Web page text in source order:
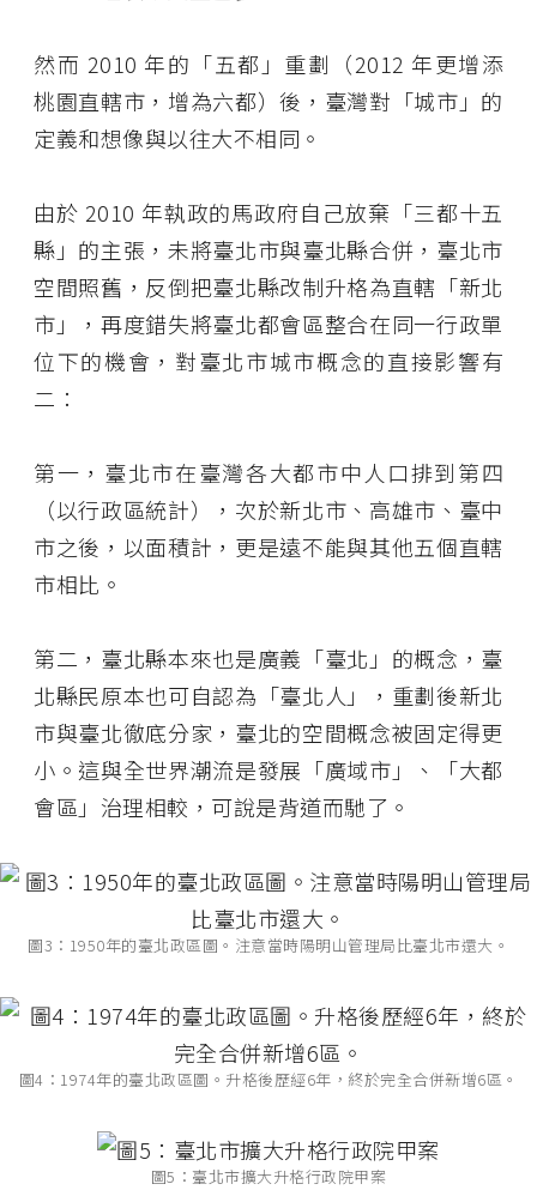
然而 2010 年的「五都」重劃（2012 年更增添
桃園直轄市，增為六都）後，臺灣對「城市」的
定義和想像與以往大不相同。
由於 2010 年執政的馬政府自己放棄「三都十五
縣」的主張，未將臺北市與臺北縣合併，臺北市
空間照舊，反倒把臺北縣改制升格為直轄「新北
市」，再度錯失將臺北都會區整合在同一行政單
位下的機會，對臺北市城市概念的直接影響有
二：
第一，臺北市在臺灣各大都市中人口排到第四
（以行政區統計），次於新北市、高雄市、臺中
市之後，以面積計，更是遠不能與其他五個直轄
市相比。
第二，臺北縣本來也是廣義「臺北」的概念，臺
北縣民原本也可自認為「臺北人」，重劃後新北
市與臺北徹底分家，臺北的空間概念被固定得更
小。這與全世界潮流是發展「廣域市」、「大都
會區」治理相較，可說是背道而馳了。
圖3：1950年的臺北政區圖。注意當時陽明山管理局比臺北市還大。
圖4：1974年的臺北政區圖。升格後歷經6年，終於完全合併新增6區。
圖5：臺北市擴大升格行政院甲案